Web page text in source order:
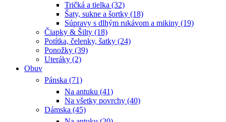
Tričká a tielka (32)
Šaty, sukne a šortky (18)
Súpravy s dlhým rukávom a mikiny (19)
Čiapky & Šilty (18)
Potítka, čelenky, šatky (24)
Ponožky (39)
Uteráky (2)
Obuv
Pánska (71)
Na antuku (41)
Na všetky povrchy (40)
Dámska (45)